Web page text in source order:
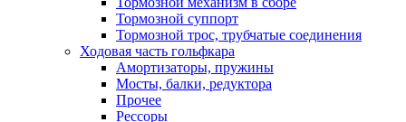
Тормозной суппорт
Тормозной трос, трубчатые соединения
Ходовая часть гольфкара
Амортизаторы, пружины
Мосты, балки, редуктора
Прочее
Рессоры